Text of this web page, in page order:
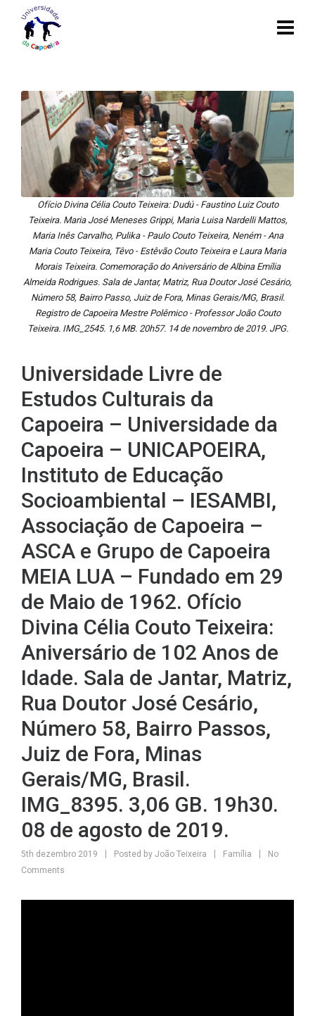
Ofício Divina Célia Couto Teixeira: Dudú - Faustino Luiz Couto
Teixeira. Maria José Meneses Grippi, Maria Luisa Nardelli Mattos,
Maria Inês Carvalho, Pulika - Paulo Couto Teixeira, Neném - Ana
Maria Couto Teixeira, Têvo - Estêvão Couto Teixeira e Laura Maria
Morais Teixeira. Comemoração do Aniversário de Albina Emília
Almeida Rodrigues. Sala de Jantar, Matriz, Rua Doutor José Cesário,
Número 58, Bairro Passo, Juiz de Fora, Minas Gerais/MG, Brasil.
Registro de Capoeira Mestre Polêmico - Professor João Couto
Teixeira. IMG_2545. 1,6 MB. 20h57. 14 de novembro de 2019. JPG.
Universidade Livre de
Estudos Culturais da
Capoeira – Universidade da
Capoeira – UNICAPOEIRA,
Instituto de Educação
Socioambiental – IESAMBI,
Associação de Capoeira –
ASCA e Grupo de Capoeira
MEIA LUA – Fundado em 29
de Maio de 1962. Ofício
Divina Célia Couto Teixeira:
Aniversário de 102 Anos de
Idade. Sala de Jantar, Matriz,
Rua Doutor José Cesário,
Número 58, Bairro Passos,
Juiz de Fora, Minas
Gerais/MG, Brasil.
IMG_8395. 3,06 GB. 19h30.
08 de agosto de 2019.
5th dezembro 2019 Posted by João Teixeira Família
No
Comments